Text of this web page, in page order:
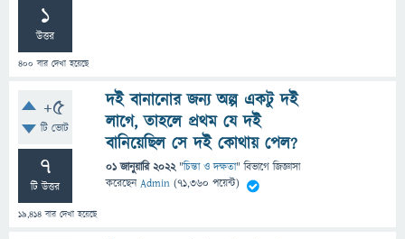
1
উত্তর
400 বার দেখা হয়েছে
+5
টি ভোট
7
টি উত্তর
19,414 বার দেখা হয়েছে
দই বানানোর জন্য অল্প একটু দই
লাগে, তাহলে প্রথম যে দই
বানিয়েছিল সে দই কোথায় পেল?
01 জানুয়ারি 2022 "চিন্তা ও দক্ষতা" বিভাগে জিজ্ঞাসা
করেছেনAdmin (71,360 পয়েন্ট)